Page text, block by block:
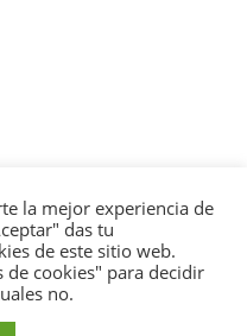
Boletín
la mejor experiencia de
das tu
de este sitio web.
de cookies" para decidir
no.